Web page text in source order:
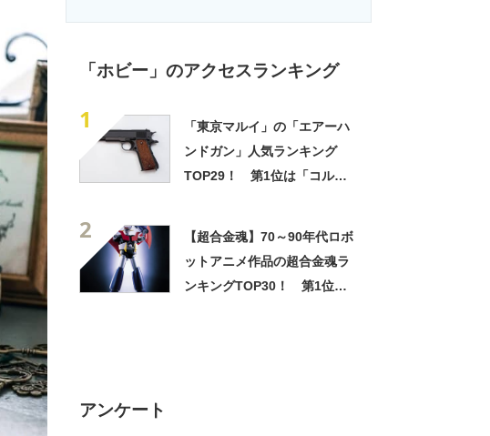
「ホビー」のアクセスランキング
1
「東京マルイ」の「エアーハ
ンドガン」人気ランキング
TOP29！ 第1位は「コルト
2
【超合金魂】70～90年代ロボ
ットアニメ作品の超合金魂ラ
ンキングTOP30！ 第1位は
アンケート